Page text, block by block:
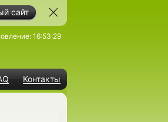
сайт
Контакты
16:53:29